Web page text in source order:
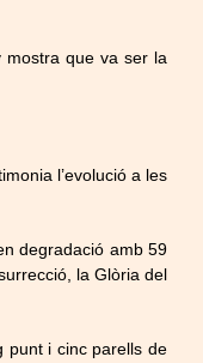
mostra que va ser la
l’evolució a les
degradació amb 59
la Glòria del
punt i cinc parells de